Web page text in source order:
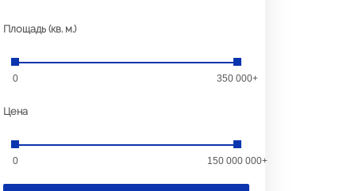
Площадь (кв. м.)
0 350 000+
Цена
0 150 000 000+